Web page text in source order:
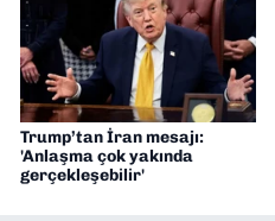
Trump’tan İran mesajı:
'Anlaşma çok yakında
gerçekleşebilir'